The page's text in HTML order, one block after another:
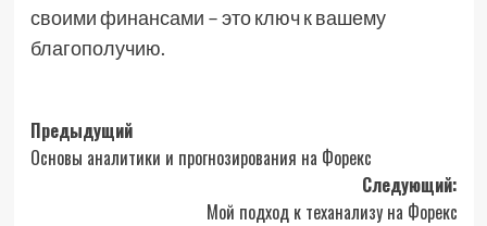
своими финансами – это ключ к вашему
благополучию.
Навигация
записи
Предыдущий
Основы аналитики и прогнозирования на Форекс
Следующий:
Мой подход к теханализу на Форекс